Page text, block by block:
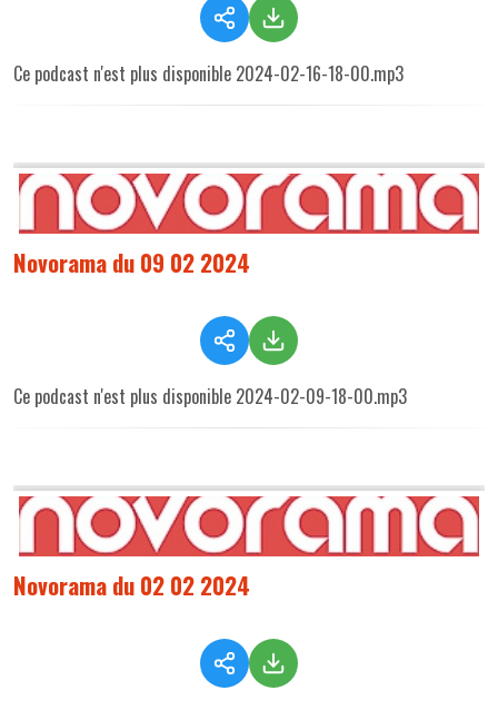
Ce podcast n'est plus disponible 2024-02-16-18-00.mp3
Novorama du 09 02 2024
Ce podcast n'est plus disponible 2024-02-09-18-00.mp3
Novorama du 02 02 2024